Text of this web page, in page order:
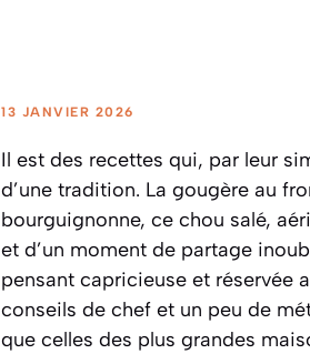
13 JANVIER 2026
Il est des recettes qui, par leur
d’une tradition. La gougère au
bourguignonne, ce chou salé,
et d’un moment de partage
pensant capricieuse et réservée
conseils de chef et un peu de
que celles des plus grandes